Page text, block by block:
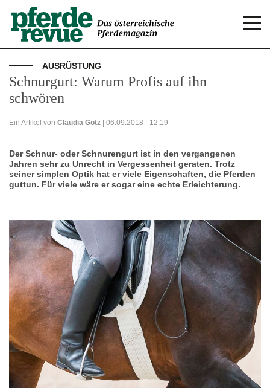
AUSRÜSTUNG
Schnurgurt: Warum Profis auf ihn
schwören
Ein Artikel von Claudia Götz | 06.09.2018 - 12:19
Der Schnur- oder Schnurengurt ist in den vergangenen
Jahren sehr zu Unrecht in Vergessenheit geraten. Trotz
seiner simplen Optik hat er viele Eigenschaften, die Pferden
guttun. Für viele wäre er sogar eine echte Erleichterung.